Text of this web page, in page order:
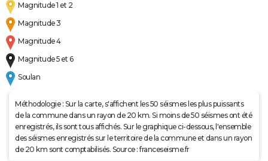
Magnitude 1 et 2
Magnitude 3
Magnitude 4
Magnitude 5 et 6
Soulan
Méthodologie : Sur la carte, s'affichent les 50 séismes les plus puissants
de la commune dans un rayon de 20 km. Si moins de 50 séismes ont été
enregistrés, ils sont tous affichés. Sur le graphique ci-dessous, l'ensemble
des séismes enregistrés sur le territoire de la commune et dans un rayon
de 20 km sont comptabilisés. Source : franceseisme.fr